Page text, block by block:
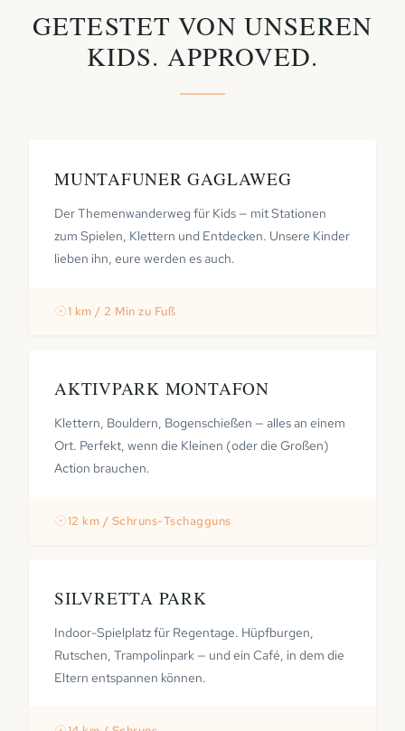
GETESTET VON UNSEREN
KIDS. APPROVED.
MUNTAFUNER GAGLAWEG
Der Themenwanderweg für Kids — mit Stationen
zum Spielen, Klettern und Entdecken. Unsere Kinder
lieben ihn, eure werden es auch.
☉1 km / 2 Min zu Fuß
AKTIVPARK MONTAFON
Klettern, Bouldern, Bogenschießen — alles an einem
Ort. Perfekt, wenn die Kleinen (oder die Großen)
Action brauchen.
☉12 km / Schruns-Tschagguns
SILVRETTA PARK
Indoor-Spielplatz für Regentage. Hüpfburgen,
Rutschen, Trampolinpark — und ein Café, in dem die
Eltern entspannen können.